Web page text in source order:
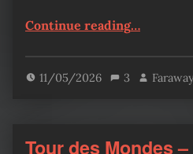
Continue reading“Tour des Mondes – Chapitre 416”
…
11/05/2026 3
Tour des Mondes